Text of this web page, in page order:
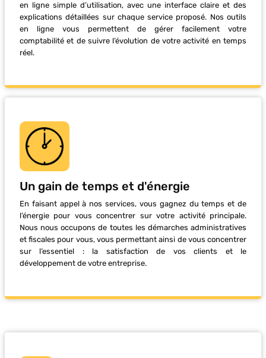
en ligne simple d’utilisation, avec une interface claire et des
explications détaillées sur chaque service proposé. Nos outils
en ligne vous permettent de gérer facilement votre
comptabilité et de suivre l’évolution de votre activité en temps
réel.
Un gain de temps et d'énergie
En faisant appel à nos services, vous gagnez du temps et de
l’énergie pour vous concentrer sur votre activité principale.
Nous nous occupons de toutes les démarches administratives
et fiscales pour vous, vous permettant ainsi de vous concentrer
sur l’essentiel : la satisfaction de vos clients et le
développement de votre entreprise.